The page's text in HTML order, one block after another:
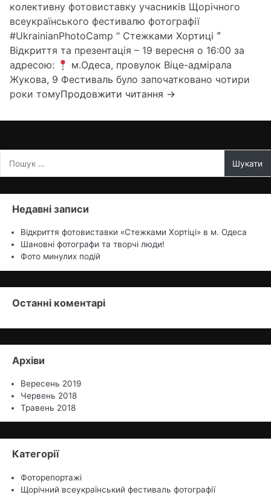
колективну фотовиставку учасників Щорічного
всеукраїнського фестивалю фотографії
#UkrainianPhotoCamp “ Стежками Хортиці ˮ
Відкриття та презентація – 19 вересня о 16:00 за
адресою:
м.Одеса, провулок Віце-адмірала
Жукова, 9 Фестиваль було започатковано чотири
роки томуПродовжити читання Фотовиставка
Хортиці»,
Одеса
→
Недавні записи
Відкриття фотовиставки «Стежками Хортіцi» в м. Одеса
Шановні фотографи та творчі люди!
Фото минулих подій
Останні коментарі
Архіви
Вересень 2019
Червень 2018
Травень 2018
Категорії
Фоторепортажі
Щорічний всеукраїнський фестиваль фотографії